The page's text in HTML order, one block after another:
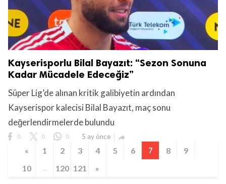
Kayserisporlu Bilal Bayazıt: “Sezon Sonuna
Kadar Mücadele Edeceğiz”
Süper Lig’de alınan kritik galibiyetin ardından
Kayserispor kalecisi Bilal Bayazıt, maç sonu
değerlendirmelerde bulundu
0 0 0 5 ay önce 
« 1 2 3 4 5 6 7 8
9
10
... 120 121 »